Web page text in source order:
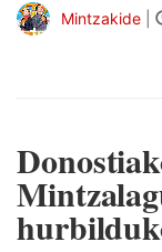
Mintzakide